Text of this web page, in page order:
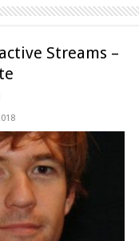
Streams –